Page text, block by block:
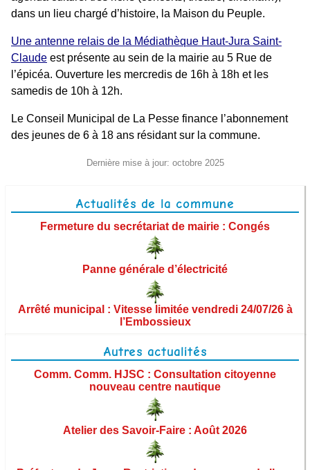
Artisans, Entreprises & Prestataires
Agriculture
Forêt
Vivre à La Pesse
Vie associative
Déneigement
Eau potable et assainissement
Transports et covoiturage
dans un lieu chargé d’histoire, la Maison du Peuple.
Une antenne relais de la Médiathèque Haut-Jura Saint-
Claude est présente au sein de la mairie au 5 Rue de
l’épicéa. Ouverture les mercredis de 16h à 18h et les
samedis de 10h à 12h.
Le Conseil Municipal de La Pesse finance l’abonnement
des jeunes de 6 à 18 ans résidant sur la commune.
Dernière mise à jour: octobre 2025
Actualités de la commune
Fermeture du secrétariat de mairie : Congés
Panne générale d’électricité
Arrêté municipal : Vitesse limitée vendredi 24/07/26 à
l’Embossieux
Autres actualités
Comm. Comm. HJSC : Consultation citoyenne
nouveau centre nautique
Atelier des Savoir-Faire : Août 2026